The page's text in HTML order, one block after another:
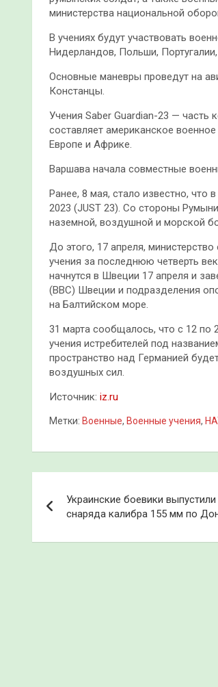
министерства национальной
В учениях будут участвовать
Нидерландов, Польши,
Основные маневры проведут на
Констанцы.
Учения Saber Guardian-23 — часть
составляет американское
Европе и Африке.
Варшава начала совместные
Ранее, 8 мая, стало известно, что
2023 (JUST 23). Со стороны
наземной, воздушной и морской
До этого, 17 апреля,
учения за последнюю четверть
начнутся в Швеции 17 апреля и
(ВВС) Швеции и подразделения
на Балтийском море.
31 марта сообщалось, что с 12 по
учения истребителей под
пространство над Германией
воздушных сил.
Источник: iz.ru
Метки: Военные, Военные учения,
по
записям
Украинские боевики
снаряда калибра 155 мм по